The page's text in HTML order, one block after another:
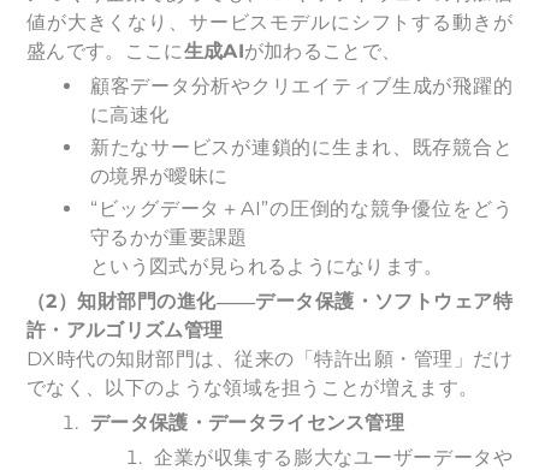
値が大きくなり、サービスモデルにシフトする動きが
盛んです。ここに生成AIが加わることで、
顧客データ分析やクリエイティブ生成が飛躍的
に高速化
新たなサービスが連鎖的に生まれ、既存競合と
の境界が曖昧に
“ビッグデータ＋AI”の圧倒的な競争優位をどう
守るかが重要課題
という図式が見られるようになります。
（2）知財部門の進化――データ保護・ソフトウェア特
許・アルゴリズム管理
DX時代の知財部門は、従来の「特許出願・管理」だけ
でなく、以下のような領域を担うことが増えます。
データ保護・データライセンス管理
企業が収集する膨大なユーザーデータや